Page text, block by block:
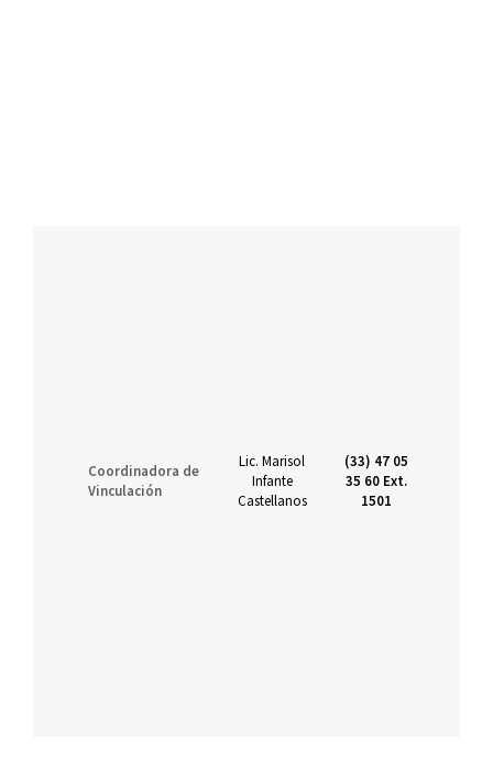
Coordinadora de
Vinculación
Lic. Marisol
Infante
Castellanos
(33) 47 05
35 60 Ext.
1501